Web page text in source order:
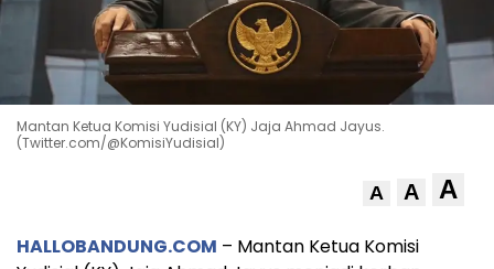
Mantan Ketua Komisi Yudisial (KY) Jaja Ahmad Jayus.
(Twitter.com/@KomisiYudisial)
A A A
HALLOBANDUNG.COM – Mantan Ketua Komisi